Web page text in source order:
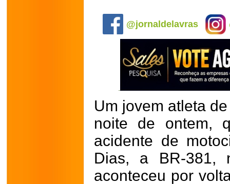
@jornaldelavras
Um jovem atleta
noite de ontem,
acidente de
Dias, a BR-381,
aconteceu por